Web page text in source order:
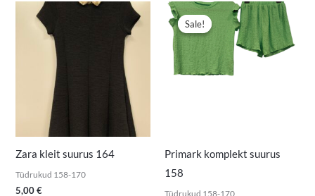
Zara kleit suurus 164
Tüdrukud 158-170
5,00€
Sale!
Sale!
Primark komplekt suurus
158
Tüdrukud 158-170
Algne
hind
oli:
5,00 €.
Praegune
hind
3,00 €.